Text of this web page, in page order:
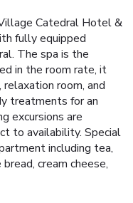
Catedral Hotel &
fully equipped
The spa is the
in the room rate, it
room, and
treatments for an
excursions are
to availability. Special
including tea,
cream cheese,